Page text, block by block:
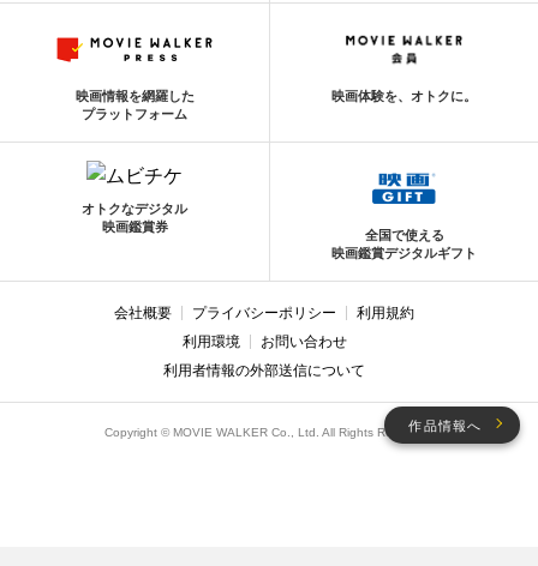
作品情報へ
映画情報を網羅した
プラットフォーム
映画体験を、オトクに。
オトクなデジタル
映画鑑賞券
全国で使える
映画鑑賞デジタルギフト
会社概要 プライバシーポリシー
利用規約
利用環境
お問い合わせ
利用者情報の外部送信について
Copyright © MOVIE WALKER Co., Ltd. All Rights Reserved.